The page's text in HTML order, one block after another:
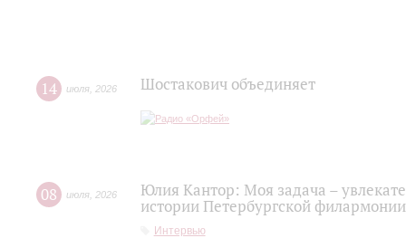
14 июля 2026 Шостакович объединяет
08 июля 2026
Юлия Кантор: Моя задача –
истории Петербургской
Интервью